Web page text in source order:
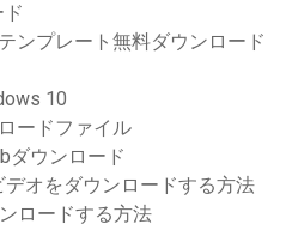
ンプレート無料ダウンロード
10
ードファイル
ダウンロード
デオをダウンロードする方法
ロードする方法